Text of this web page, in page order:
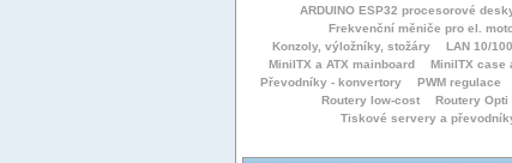
ARDUINO ESP32 procesorové
Frekvenční měniče pro el.
Konzoly, výložníky, stožáry
LAN 10/
MiniITX a ATX mainboard
MiniITX case
Převodníky - konvertory
PWM regulace
Routery low-cost
Routery Opti
Tiskové servery a